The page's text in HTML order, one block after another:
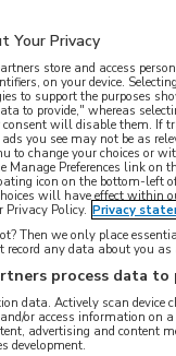
opgenomen
behandeling
in een
,COVID-19,
,SARS-CoV-2
Your Privacy
store and access
on your device.
to support the purposes
to provide," whereas
will disable them. If
you see may not be as
to change your choices or
Manage Preferences link on
icon on the bottom-left
will have effect within
Privacy Policy. Privacy
Then we only place
record any data about you as
process data to
data. Actively scan device
or access information on a
advertising and content
development.